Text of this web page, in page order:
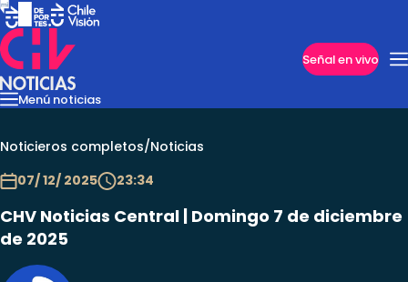
Señal en vivo
Menú noticias
InternacionalReportajesCazanoticiasEconomíaCasos
Noticieros completos/Noticias
07/ 12/ 2025
23:34
CHV Noticias Central | Domingo 7 de diciembre
de 2025
Imperdibles